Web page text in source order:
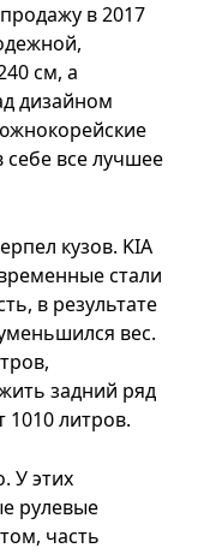
в 2017
см, а
дизайном
все лучшее
кузов. KIA
стали
в результате
вес.
задний ряд
1010 литров.
У этих
рулевые
часть